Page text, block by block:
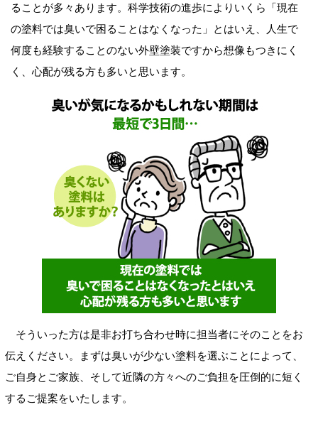
ることが多々あります。科学技術の進歩によりいくら「現在
の塗料では臭いで困ることはなくなった」とはいえ、人生で
何度も経験することのない外壁塗装ですから想像もつきにく
く、心配が残る方も多いと思います。
そういった方は是非お打ち合わせ時に担当者にそのことをお
伝えください。まずは臭いが少ない塗料を選ぶことによって、
ご自身とご家族、そして近隣の方々へのご負担を圧倒的に短く
するご提案をいたします。